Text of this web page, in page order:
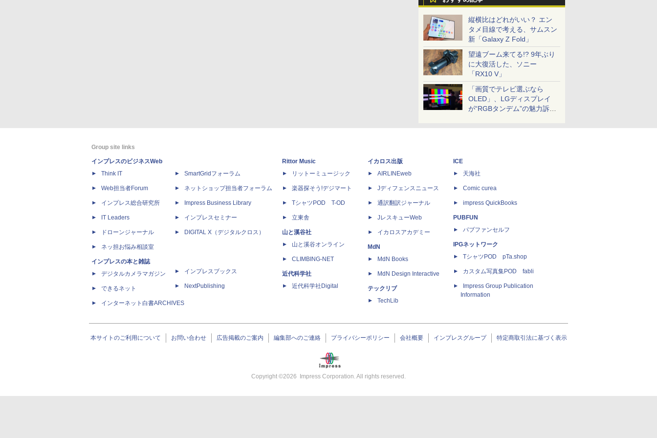
縦横比はどれがいい？ エン
タメ目線で考える、サムスン
新「Galaxy Z Fold」
望遠ブーム来てる!? 9年ぶり
に大復活した、ソニー
「RX10 V」
「画質でテレビ選ぶなら
OLED」、LGディスプレイ
が“RGBタンデム”の魅力訴
Group site links
インプレスのビジネスWeb
Think IT
Web担当者Forum
インプレス総合研究所
IT Leaders
ドローンジャーナル
ネッ担お悩み相談室
インプレスの本と雑誌
デジタルカメラマガジン
できるネット
インターネット白書ARCHIVES
SmartGridフォーラム
ネットショップ担当者フォーラム
Impress Business Library
インプレスセミナー
DIGITAL X（デジタルクロス）
インプレスブックス
NextPublishing
Rittor Music
リットーミュージック
楽器探そう!デジマート
TシャツPOD T-OD
立東舎
山と溪谷社
山と溪谷オンライン
CLIMBING-NET
近代科学社
近代科学社Digital
イカロス出版
AIRLINEweb
Jディフェンスニュース
通訳翻訳ジャーナル
JレスキューWeb
イカロスアカデミー
MdN
MdN Books
MdN Design Interactive
テックリブ
TechLib
ICE
天海社
Comic curea
impress QuickBooks
PUBFUN
パブファンセルフ
IPGネットワーク
TシャツPOD pTa.shop
カスタム写真集POD fabli
Impress Group Publication
Information
本サイトのご利用について お問い合わせ 広告掲載のご案内 編集部へのご連絡 プライバシーポリシー 会社概要 インプレスグループ 特定商取引法に基づく表示
Copyright ©2026 Impress Corporation. All rights reserved.